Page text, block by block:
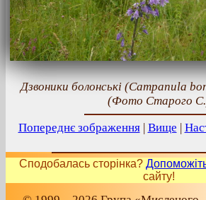
Дзвоники болонські (Campanula
(Фото Старого
Попереднє зображення| Вище |
Сподобалась сторінка?
сайту!